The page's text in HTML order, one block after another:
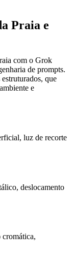
Praia e
com o Grok
de prompts.
que
e
luz de recorte
deslocamento
cromática,